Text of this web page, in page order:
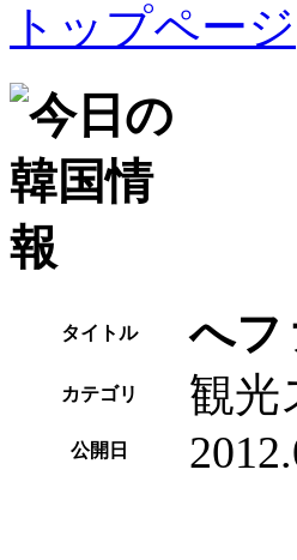
トップページ
タイトル へ
カテゴリ 観光
公開日